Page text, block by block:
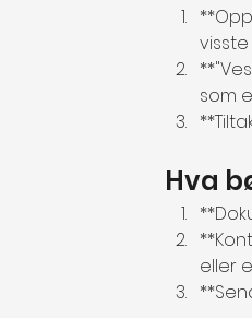
som
Hva
eller